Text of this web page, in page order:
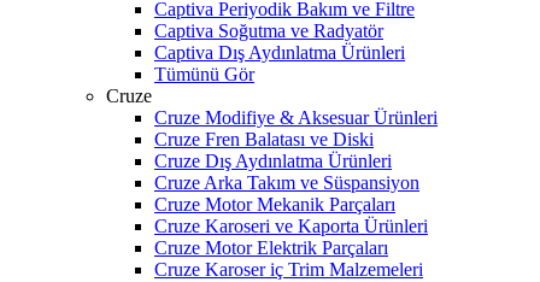
Captiva Periyodik Bakım ve Filtre
Captiva Soğutma ve Radyatör
Captiva Dış Aydınlatma Ürünleri
Tümünü Gör
Cruze
Cruze Modifiye & Aksesuar Ürünleri
Cruze Fren Balatası ve Diski
Cruze Dış Aydınlatma Ürünleri
Cruze Arka Takım ve Süspansiyon
Cruze Motor Mekanik Parçaları
Cruze Karoseri ve Kaporta Ürünleri
Cruze Motor Elektrik Parçaları
Cruze Karoser iç Trim Malzemeleri